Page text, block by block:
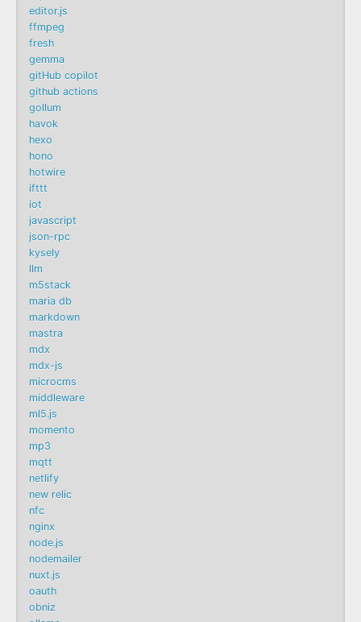
editor.js
ffmpeg
fresh
gemma
gitHub copilot
github actions
gollum
havok
hexo
hono
hotwire
ifttt
iot
javascript
json-rpc
kysely
llm
m5stack
maria db
markdown
mastra
mdx
mdx-js
microcms
middleware
ml5.js
momento
mp3
mqtt
netlify
new relic
nfc
nginx
node.js
nodemailer
nuxt.js
oauth
obniz